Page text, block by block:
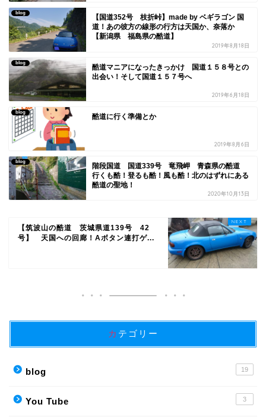
blog
【国道352号 枝折峠】made by ベギラゴン 国
道！あの彼方の線形の行方は天国か、奈落か
【新潟県 福島県の酷道】
2019年8月18日
blog
酷道マニアになったきっかけ 国道１５８号との
出会い！そして国道１５７号へ
2019年6月18日
blog
酷道に行く準備とか
2019年8月6日
blog
階段国道 国道339号 竜飛岬 青森県の酷道
行くも酷！登るも酷！風も酷！北のはずれにある
酷道の聖地！
2020年10月13日
【筑波山の酷道 茨城県道139号 42
号】 天国への回廊！Aボタン連打ゲ...
カテゴリー
blog 19
You Tube 3